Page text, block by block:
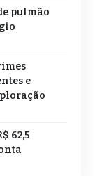
pulmão
e
62,5